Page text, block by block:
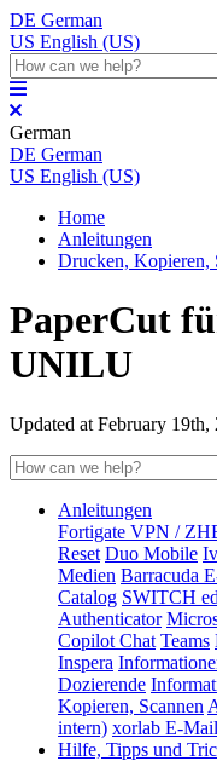
DE German
US English (US)
German
DE German
US English (US)
Home
Anleitungen
Drucken, Kopieren,
PaperCut
UNILU
Updated at February 19th,
Anleitungen
Fortigate VPN /
Reset Duo Mobile
Medien Barracuda
Catalog SWITCH
Authenticator
Copilot Chat Teams
Inspera
Dozierende
Kopieren, Scannen
intern) xorlab E-
Hilfe, Tipps und